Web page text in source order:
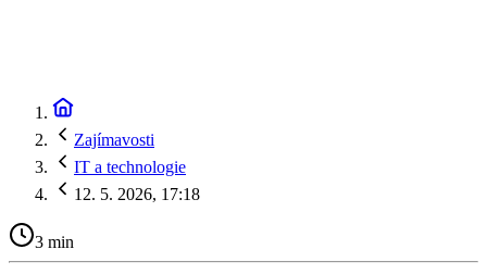
Zajímavosti
IT a technologie
12. 5. 2026, 17:18
3 min